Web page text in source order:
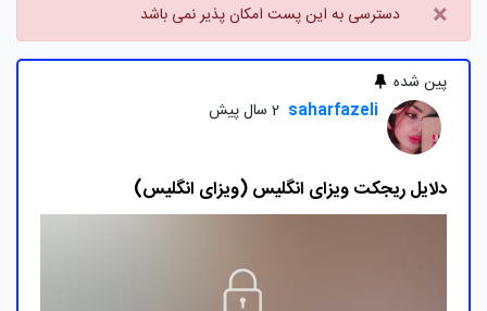
× دسترسی به این پست امکان پذیر نمی باشد
پین شده
saharfazeli 2 سال پیش
دلایل ریجکت ویزای انگلیس (ویزای انگلیس)